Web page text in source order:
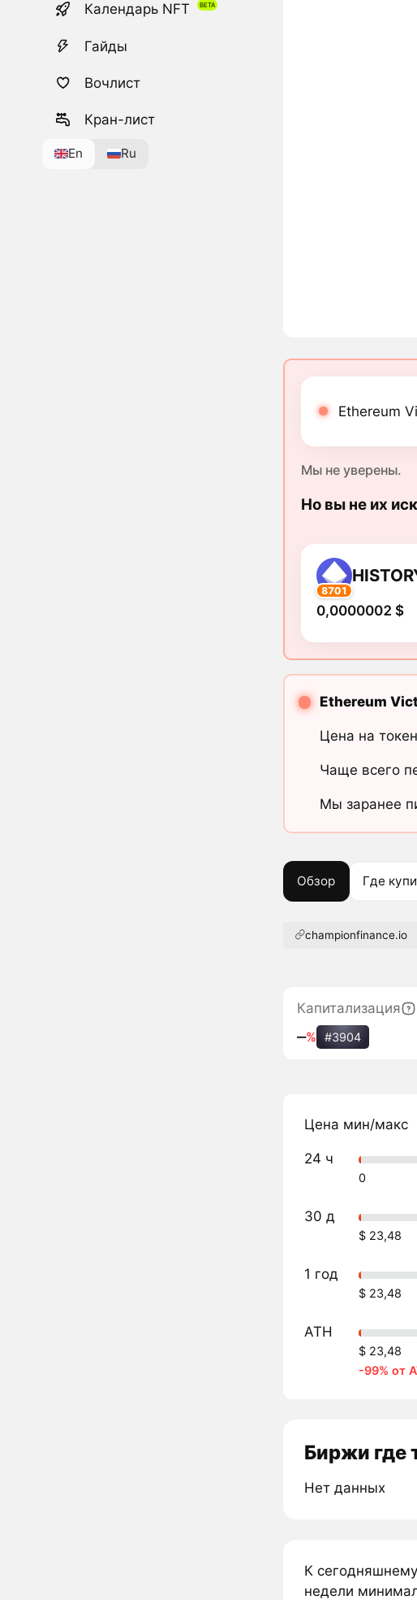
Календарь NFT
Гайды
Вочлист
Кран-лист
En Ru
Ethereum
Мы не уверены.
Но вы не их
8701
0,0000002 $
Ethereum
Цена на токен
Чаще всего
Мы заранее
Обзор Где
championfinance.io
Капитализация
‒% #3904
Цена мин/макс
24 ч
0
30 д
$ 23,48
1 год
$ 23,48
ATH
$ 23,48
-99% от
Биржи где
Нет данных
К
недели